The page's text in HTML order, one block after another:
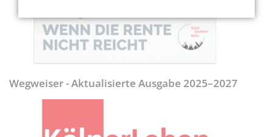
Wegweiser - Aktualisierte Ausgabe 2025–2027